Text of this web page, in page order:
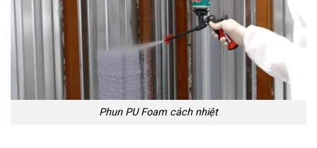
Phun PU Foam cách nhiệt